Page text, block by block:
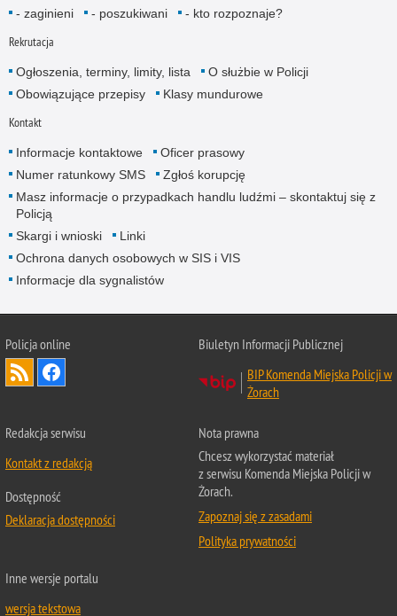
- zaginieni - poszukiwani - kto rozpoznaje?
Rekrutacja
Ogłoszenia, terminy, limity, lista
O służbie w Policji
Obowiązujące przepisy
Klasy mundurowe
Kontakt
Informacje kontaktowe
Oficer prasowy
Numer ratunkowy SMS
Zgłoś korupcję
Masz informacje o przypadkach handlu ludźmi – skontaktuj się z
Policją
Skargi i wnioski
Linki
Ochrona danych osobowych w SIS i VIS
Informacje dla sygnalistów
Policja online
Biuletyn Informacji Publicznej
BIP Komenda Miejska Policji w
Żorach
Redakcja serwisu
Kontakt z redakcją
Dostępność
Deklaracja dostępności
Nota prawna
Chcesz wykorzystać materiał
z serwisu Komenda Miejska Policji w
Żorach.
Zapoznaj się z zasadami
Polityka prywatności
Inne wersje portalu
wersja tekstowa